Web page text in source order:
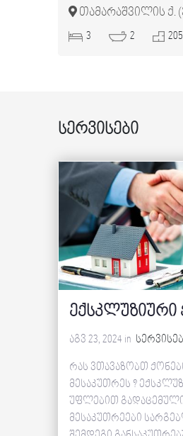
თამარაშვილის ქ.
3 2
სერვისები
ექსკლუზიური
აგვ 23, 2024 in
რას ვთავაზობთ
მესაკუთრეს ?
უფლებით
მესაკუთრეები